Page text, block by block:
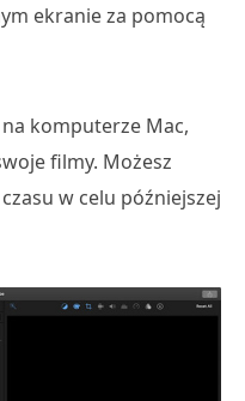
ekranie za pomocą
komputerze Mac,
filmy. Możesz
w celu późniejszej